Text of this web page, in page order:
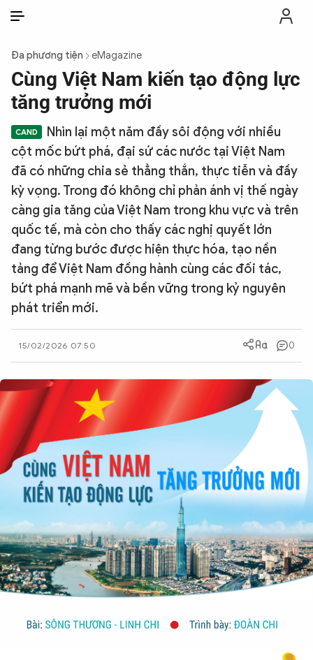
THỜI SỰ
CHỐNG DIỄN BIẾN HÒA BÌNH
CÔNG AN TRONG LÒNG DÂN
XÃ HỘI
PHÁP LUẬT
CÔNG NGHỆ
QUỐC TẾ
BẠN ĐỌC & CAND
ĐA PHƯƠNG TIỆN
eMagazine
Podcast
Ảnh
Infographic
Chuyên trangAn ninh thế giớiVăn nghệ Công an
Chuyên đề
Đa phương tiện eMagazine
Cùng Việt Nam kiến tạo động lực
tăng trưởng mới
Nhìn lại một năm đầy sôi động với nhiều
cột mốc bứt phá, đại sứ các nước tại Việt Nam
đã có những chia sẻ thẳng thắn, thực tiễn và đầy
kỳ vọng. Trong đó không chỉ phản ánh vị thế ngày
càng gia tăng của Việt Nam trong khu vực và trên
quốc tế, mà còn cho thấy các nghị quyết lớn
đang từng bước được hiện thực hóa, tạo nền
tảng để Việt Nam đồng hành cùng các đối tác,
bứt phá mạnh mẽ và bền vững trong kỷ nguyên
phát triển mới.
15/02/2026 07:50 0